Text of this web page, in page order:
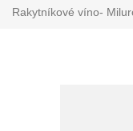
Rakytníkové víno-